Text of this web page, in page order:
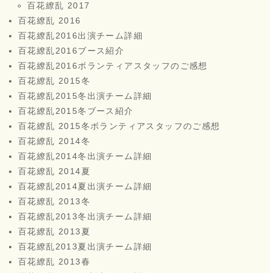
百花繚乱 2017
百花繚乱 2016
百花繚乱2016出演チーム詳細
百花繚乱2016ブース紹介
百花繚乱2016ボランティアスタッフのご感想
百花繚乱 2015冬
百花繚乱2015冬出演チーム詳細
百花繚乱2015冬ブース紹介
百花繚乱 2015冬ボランティアスタッフのご感想
百花繚乱 2014冬
百花繚乱2014冬出演チーム詳細
百花繚乱 2014夏
百花繚乱2014夏出演チーム詳細
百花繚乱 2013冬
百花繚乱2013冬出演チーム詳細
百花繚乱 2013夏
百花繚乱2013夏出演チーム詳細
百花繚乱 2013春